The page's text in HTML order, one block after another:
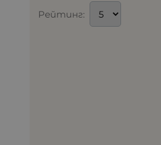
Рейтинг: